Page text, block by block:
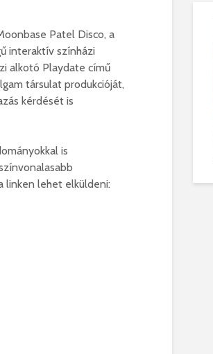
Patel Disco, a
interaktív színházi
alkotó Playdate című
társulat produkcióját,
kérdését is
is
linken lehet elküldeni: